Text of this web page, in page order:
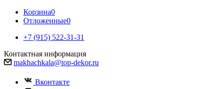
Корзина0
Отложенные0
+7 (915) 522-31-31
Контактная информация
makhachkala@top-dekor.ru
Вконтакте